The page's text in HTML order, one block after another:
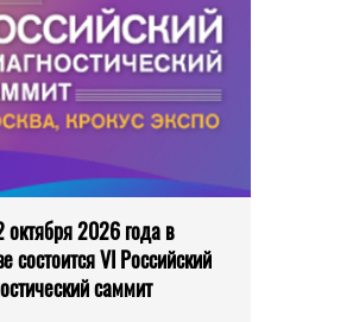
2026 года в
состоится VI Российский
саммит